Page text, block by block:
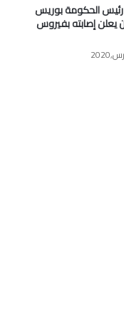
رئيس الحكومة بوريس
إصابته بفيروس